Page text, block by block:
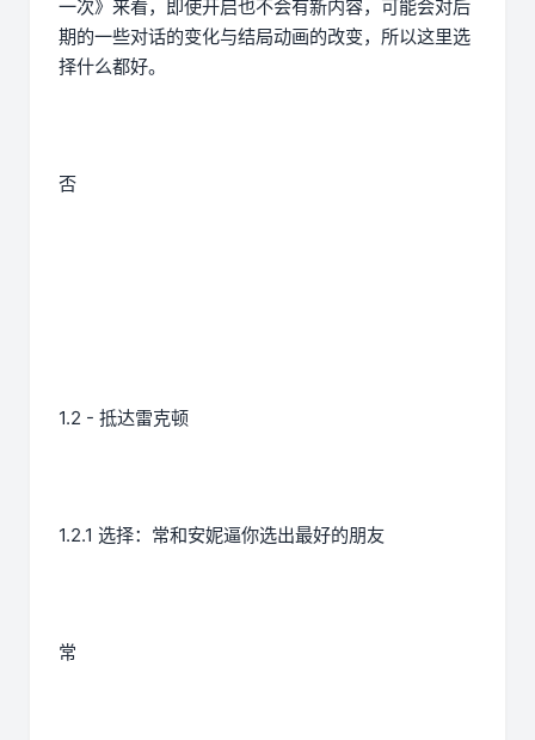
一次》来看，即使开启也不会有新内容，可能会对后
期的一些对话的变化与结局动画的改变，所以这里选
择什么都好。
否
1.2 - 抵达雷克顿
1.2.1 选择：常和安妮逼你选出最好的朋友
常